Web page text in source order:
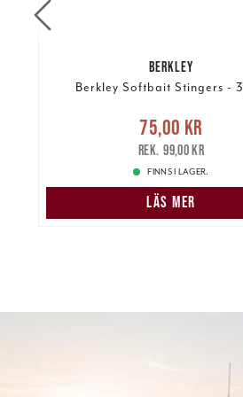
BERKLEY
Berkley Softbait Stingers -
Nuvarande pris :75,00 kr
pris: 99,00 kr
75,00 kr
99,00 kr
FINNS I LAGER.
LÄS MER